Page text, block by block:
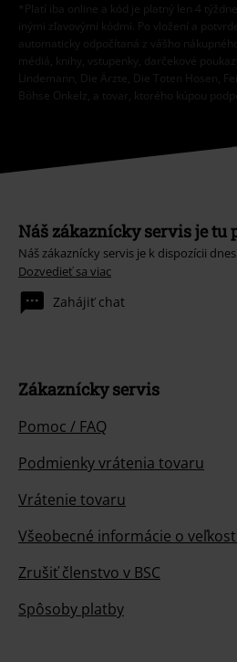
*Platí iba online a kód je platný len 4
inými zľavovými kódmi. Po vložení a
automaticky odpočítaná z vášho
médiá, knihy, vstupenky, darčekové
Lindemann, Die Ärzte, Die Toten Hosen,
Böhse Onkelz, a tovar, ktorého kúpou
Náš zákaznícky servis je tu
Náš zákaznícky servis je k dispozícii
Dozvedieť sa viac
Zahájiť chat
Zákaznícky servis
Pomoc / FAQ
Podmienky vrátenia tovaru
Vrátenie tovaru
Všeobecné informácie o
Zrušiť členstvo v BSC
Spôsoby platby